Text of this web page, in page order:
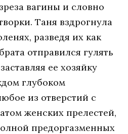
вагины и словно
Таня вздрогнула
разведя их как
отправился гулять
ее хозяйку
глубоком
из отверстий с
женских прелестей,
предоргазменных